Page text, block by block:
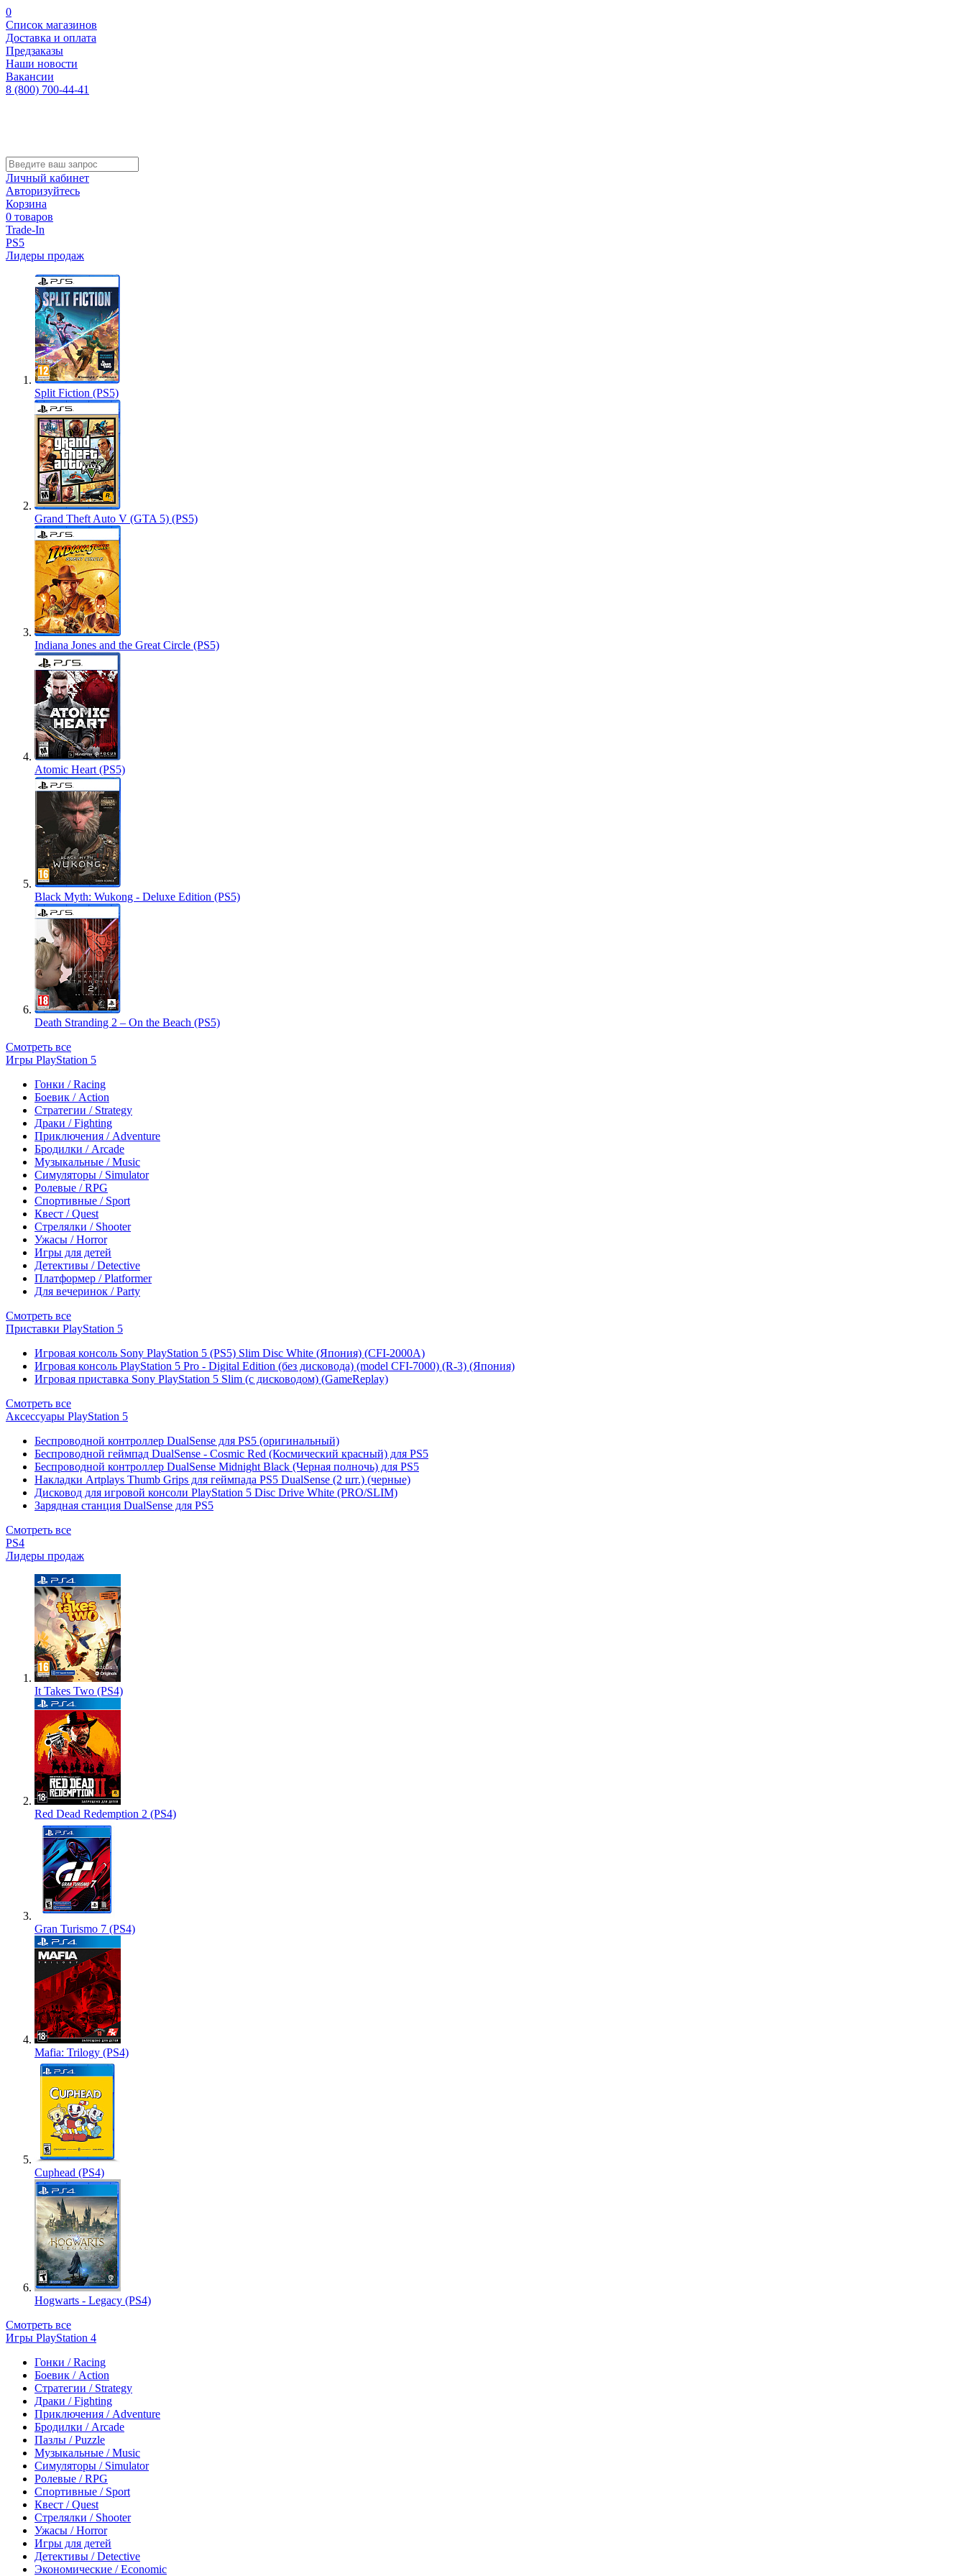
0
Список магазинов
Доставка и оплата
Предзаказы
Наши новости
Вакансии
8 (800) 700-44-41
Личный кабинет
Авторизуйтесь
Корзина
0 товаров
Trade-In
PS5
Лидеры продаж
Split Fiction (PS5)
Grand Theft Auto V (GTA 5) (PS5)
Indiana Jones and the Great Circle (PS5)
Atomic Heart (PS5)
Black Myth: Wukong - Deluxe Edition (PS5)
Death Stranding 2 – On the Beach (PS5)
Смотреть все
Игры PlayStation 5
Гонки / Racing
Боевик / Action
Стратегии / Strategy
Драки / Fighting
Приключения / Adventure
Бродилки / Arcade
Музыкальные / Music
Симуляторы / Simulator
Ролевые / RPG
Спортивные / Sport
Квест / Quest
Стрелялки / Shooter
Ужасы / Horror
Игры для детей
Детективы / Detective
Платформер / Platformer
Для вечеринок / Party
Смотреть все
Приставки PlayStation 5
Игровая консоль Sony PlayStation 5 (PS5) Slim Disc White (Япония) (CFI-2000A)
Игровая консоль PlayStation 5 Pro - Digital Edition (без дисковода) (model CFI-7000) (R-3) (Япония)
Игровая приставка Sony PlayStation 5 Slim (с дисководом) (GameReplay)
Смотреть все
Аксессуары PlayStation 5
Беспроводной контроллер DualSense для PS5 (оригинальный)
Беспроводной геймпад DualSense - Cosmic Red (Космический красный) для PS5
Беспроводной контроллер DualSense Midnight Black (Черная полночь) для PS5
Накладки Artplays Thumb Grips для геймпада PS5 DualSense (2 шт.) (черные)
Дисковод для игровой консоли PlayStation 5 Disc Drive White (PRO/SLIM)
Зарядная станция DualSense для PS5
Смотреть все
PS4
Лидеры продаж
It Takes Two (PS4)
Red Dead Redemption 2 (PS4)
Gran Turismo 7 (PS4)
Mafia: Trilogy (PS4)
Cuphead (PS4)
Hogwarts - Legacy (PS4)
Смотреть все
Игры PlayStation 4
Гонки / Racing
Боевик / Action
Стратегии / Strategy
Драки / Fighting
Приключения / Adventure
Бродилки / Arcade
Пазлы / Puzzle
Музыкальные / Music
Симуляторы / Simulator
Ролевые / RPG
Спортивные / Sport
Квест / Quest
Стрелялки / Shooter
Ужасы / Horror
Игры для детей
Детективы / Detective
Экономические / Economic